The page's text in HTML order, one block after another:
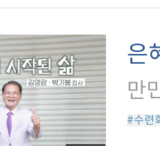
은
만
#수련